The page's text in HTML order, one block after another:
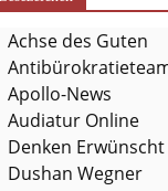
Achse des Guten
Apollo-News
Audiatur Online
Denken Erwünscht
Dushan Wegner